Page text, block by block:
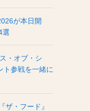
が本日開
選
・オブ・シ
ト参戦を一緒に
ザ・フード』